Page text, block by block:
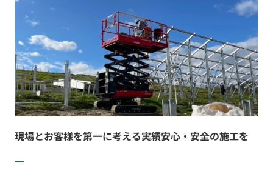
現場とお客様を第一に考える実績安心・安全の施工を